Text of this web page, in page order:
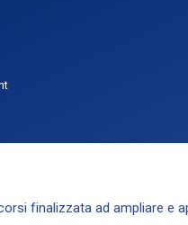
finalizzata ad ampliare e